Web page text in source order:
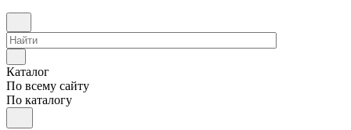
Каталог
По всему сайту
По каталогу